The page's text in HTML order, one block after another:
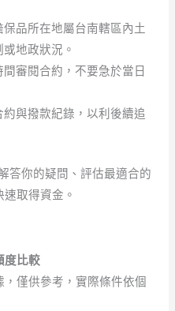
品所在地屬台南轄區內土
地政狀況。
審閱合約，不要急於當日
與撥款紀錄，以利後續追
答你的疑問、評估最適合的
取得資金。
度比較
僅供參考，實際條件依個